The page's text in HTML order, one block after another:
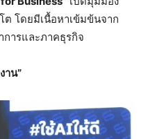
ต โดยมีเนื้อหาเข้มข้นจาก
ารและภาคธุรกิจ
าน”